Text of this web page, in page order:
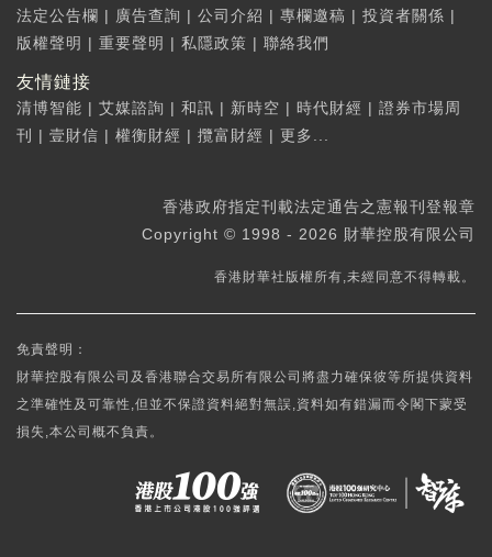
法定公告欄 | 廣告查詢 | 公司介紹 | 專欄邀稿 | 投資者關係 |
版權聲明 | 重要聲明 | 私隱政策 | 聯絡我們
友情鏈接
清博智能 | 艾媒諮詢 | 和訊 | 新時空 | 時代財經 | 證券市場周
刊
| 壹財信 | 權衡財經 | 攬富財經 | 更多...
香港政府指定刊載法定通告之憲報刊登報章
Copyright © 1998 - 2026 財華控股有限公司
香港財華社版權所有,未經同意不得轉載。
免責聲明：
財華控股有限公司及香港聯合交易所有限公司將盡力確保彼等所提供資料
之準確性及可靠性,但並不保證資料絕對無誤,資料如有錯漏而令閣下蒙受
損失,本公司概不負責。